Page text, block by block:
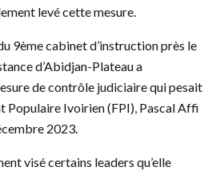
levé cette mesure.
9ème cabinet d’instruction près le
d’Abidjan-Plateau a
de contrôle judiciaire qui pesait
Populaire Ivoirien (FPI), Pascal Affi
2023.
visé certains leaders qu’elle